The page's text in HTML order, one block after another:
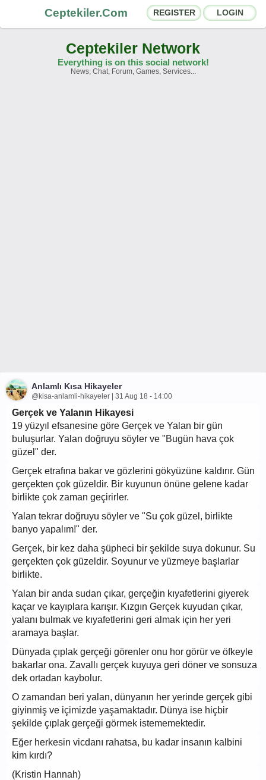
Ceptekiler.Com REGISTER LOGIN
Ceptekiler Network
Everything is on this social network!
News, Chat, Forum, Games, Services...
Anlamlı Kısa Hikayeler
@kisa-anlamli-hikayeler | 31 Aug 18 - 14:00
Gerçek ve Yalanın Hikayesi
19 yüzyıl efsanesine göre Gerçek ve Yalan bir gün
buluşurlar. Yalan doğruyu söyler ve "Bugün hava çok
güzel" der.
Gerçek etrafına bakar ve gözlerini gökyüzüne kaldırır. Gün
gerçekten çok güzeldir. Bir kuyunun önüne gelene kadar
birlikte çok zaman geçirirler.
Yalan tekrar doğruyu söyler ve "Su çok güzel, birlikte
banyo yapalım!" der.
Gerçek, bir kez daha şüpheci bir şekilde suya dokunur. Su
gerçekten çok güzeldir. Soyunur ve yüzmeye başlarlar
birlikte.
Yalan bir anda sudan çıkar, gerçeğin kıyafetlerini giyerek
kaçar ve kayıplara karışır. Kızgın Gerçek kuyudan çıkar,
yalanı bulmak ve kıyafetlerini geri almak için her yeri
aramaya başlar.
Dünyada çıplak gerçeği görenler onu hor görür ve öfkeyle
bakarlar ona. Zavallı gerçek kuyuya geri döner ve sonsuza
dek ortadan kaybolur.
O zamandan beri yalan, dünyanın her yerinde gerçek gibi
giyinmiş ve içimizde yaşamaktadır. Dünya ise hiçbir
şekilde çıplak gerçeği görmek istememektedir.
Eğer herkesin vicdanı rahatsa, bu kadar insanın kalbini
kim kırdı?
(Kristin Hannah)